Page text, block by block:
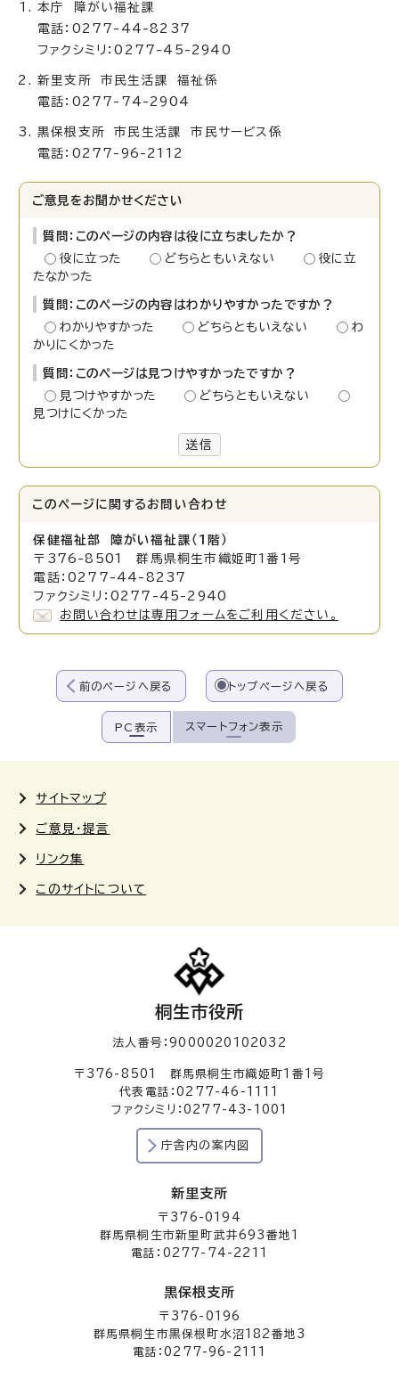
本庁 障がい福祉課
電話：0277-44-8237
ファクシミリ：0277-45-2940
新里支所 市民生活課 福祉係
電話：0277-74-2904
黒保根支所 市民生活課 市民サービス係
電話：0277-96-2112
ご意見をお聞かせください
質問：このページの内容は役に立ちましたか？
役に立った
どちらともいえない
役に立
たなかった
質問：このページの内容はわかりやすかったですか？
わかりやすかった
どちらともいえない
わ
かりにくかった
質問：このページは見つけやすかったですか？
見つけやすかった
どちらともいえない
見つけにくかった
送信
このページに関する お問い合わせ
保健福祉部 障がい福祉 課（1階）
〒376-8501 群馬県桐生市織姫町1番1号
電話：0277-44-8237
ファクシミリ：0277-45-2940
お問い合わせは専用フォームをご利用ください。
前のページへ戻る トップページへ戻る
PC表示 スマートフォン表示
サイトマップ
ご意見・提言
リンク集
このサイトについて
桐生市役所
法人番号：9000020102032
〒376-8501 群馬県桐生市織姫町1番1号
代表電話：0277-46-1111
ファクシミリ：0277-43-1001
庁舎内の案内図
新里支所
〒376-0194
群馬県桐生市新里町武井693番地1
電話：0277-74-2211
黒保根支所
〒376-0196
群馬県桐生市黒保根町水沼182番地3
電話：0277-96-2111